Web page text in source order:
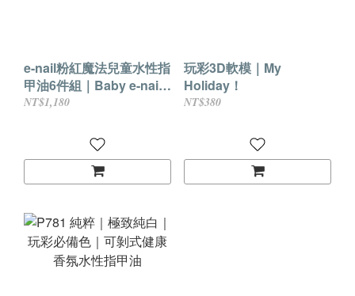
e-nail粉紅魔法兒童水性指
甲油6件組｜Baby e-nail
系列 CBP
NT$1,180
玩彩3D軟模｜My
Holiday！
NT$380